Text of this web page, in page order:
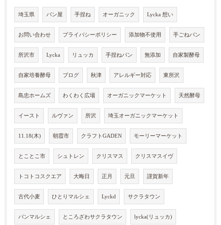
埼玉県 パン屋 手捏ね オーガニック Lycka 想い
お問い合わせ プライバシーポリシー 添加物不使用 手ごねパン
所沢市 Lycka リュッカ 手捏ねパン 無添加 自家製酵母
自家培養酵母 ブログ 秋津 アレルギー対応 東所沢
島忠ホームズ わくわく広場 オーガニックマーケット 天然酵母
イースト ルヴァン 所沢 埼玉オーガニックマーケット
11.18(木) 朝霞市 クラフトGADEN モーリーマーケット
とことこ市 シュトレン クリスマス クリスマスイヴ
トコトコスクエア 大晦日 正月 元旦 謹賀新年
古代小麦 ひとりマルシェ Lyckd サクラタウン
パンマルシェ ところざわサクラタウン lycka(リュッカ)